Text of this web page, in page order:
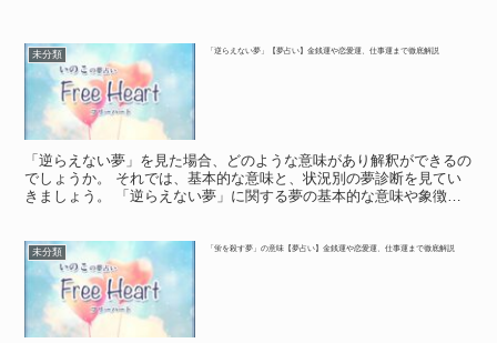
未分類 「逆らえない夢」【夢占い】金銭運や恋愛運、仕事運まで徹底解説
「逆らえない夢」を見た場合、どのような意味があり解釈ができるの
でしょうか。 それでは、基本的な意味と、状況別の夢診断を見てい
きましょう。 「逆らえない夢」に関する夢の基本的な意味や象徴
未分類 「蛍を殺す夢」の意味【夢占い】金銭運や恋愛運、仕事運まで徹底解説